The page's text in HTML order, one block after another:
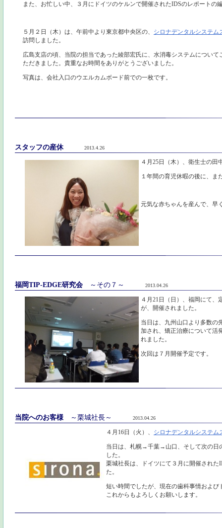
また、お忙しい中、３月にドイツのケルンで開催されたIDSのレポートの
５月２日（木）は、午前中より東京都中央区の、 シロナデンタルシステム
訪問しました。
広島支店の頃、当院の担当であった綾部宏氏に、水消毒システムについて
ただきました。貴重なお時間をありがとうございました。
写真は、会社入口のウエルカムボード前での一枚です。
スタッフの産休 2013.4.26
４月25日（木）、衛生士の田
１年間の育児休暇の後に、ま
元気な赤ちゃんを産んで、早
福岡TIP-EDGE研究会 ～その７～ 2013.04.26
４月21日（日）、福岡にて、
が、開催されました。
当日は、九州山口より多数の
加され、矯正治療について活
れました。
次回は７月開催予定です。
当院へのお客様 ～栗城社長～ 2013.04.26
４月16日（火）、 シロナデンタルシステム
当日は、札幌→千葉→山口、そして次の日
した。
栗城社長は、ドイツにて３月に開催され
た。
短い時間でしたが、現在の歯科事情およ
これからもよろしくお願いします。